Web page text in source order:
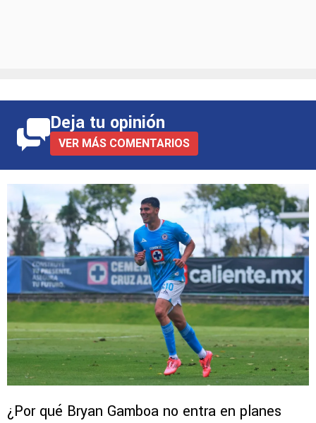
Deja tu opinión
VER MÁS COMENTARIOS
¿Por qué Bryan Gamboa no entra en planes